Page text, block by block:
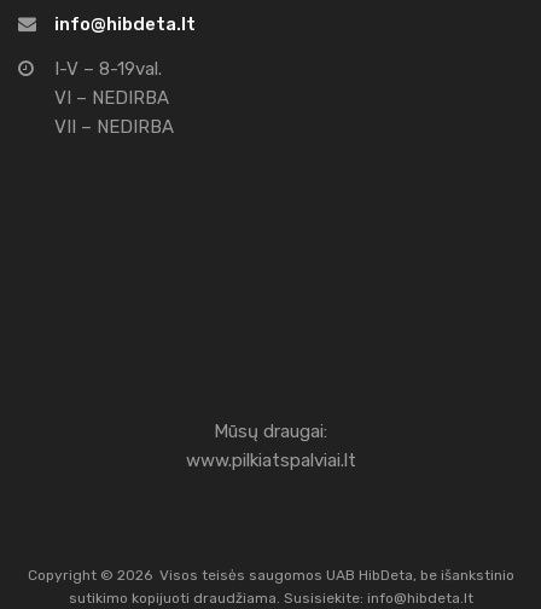
info@hibdeta.lt
I-V – 8-19val.
VI – NEDIRBA
VII – NEDIRBA
Mūsų draugai:
www.pilkiatspalviai.lt
Copyright © 2026 Visos teisės saugomos UAB HibDeta, be išankstinio
sutikimo kopijuoti draudžiama. Susisiekite: info@hibdeta.lt